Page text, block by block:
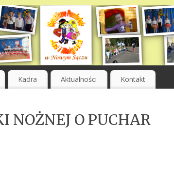
Kadra Aktualności Kontakt
NOŻNEJ O PUCHAR